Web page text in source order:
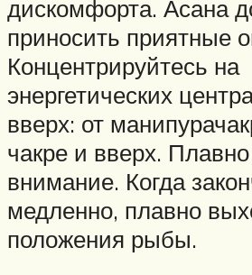
дискомфорта. Асана
приносить приятные
Концентрируйтесь на
энергетических
вверх: от
чакре и вверх.
внимание. Когда
медленно, плавно
положения рыбы.